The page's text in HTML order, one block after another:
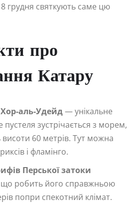
грудня святкують саме цю
про
Катару
аль-Удейд— унікальне
зустрічається з морем,
60 метрів. Тут можна
і фламінго.
Перської затоки
що робить його справжньою
попри спекотний клімат.